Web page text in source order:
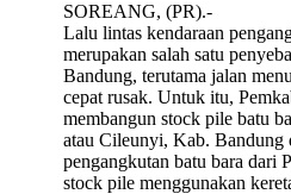
SOREANG, (PR).-
Lalu lintas kendaraan
merupakan salah satu
Bandung, terutama jalan
cepat rusak. Untuk itu,
membangun stock pile batu
atau Cileunyi, Kab. Bandung
pengangkutan batu bara dari
stock pile menggunakan